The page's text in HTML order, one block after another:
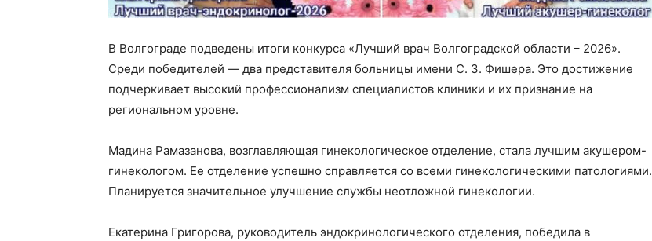
В Волгограде подведены итоги конкурса «Лучший врач Волгоградской области – 2026».
Среди победителей — два представителя больницы имени С. З. Фишера. Это достижение
подчеркивает высокий профессионализм специалистов клиники и их признание на
региональном уровне.
Мадина Рамазанова, возглавляющая гинекологическое отделение, стала лучшим акушером-
гинекологом. Ее отделение успешно справляется со всеми гинекологическими патологиями.
Планируется значительное улучшение службы неотложной гинекологии.
Екатерина Григорова, руководитель эндокринологического отделения, победила в